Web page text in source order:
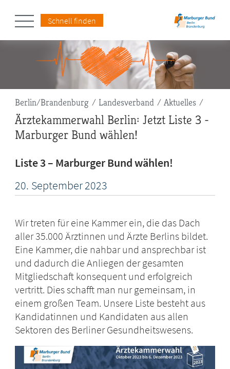
Schnell finden
Pfadnavigation
Berlin/Brandenburg Landesverband Aktuelles
Ärztekammerwahl Berlin: Jetzt Liste 3 -
Marburger Bund wählen!
Liste 3 – Marburger Bund wählen!
20. September2023
Wir treten für eine Kammer ein, die das Dach
aller 35.000 Ärztinnen und Ärzte Berlins bildet.
Eine Kammer, die nahbar und ansprechbar ist
und dadurch die Anliegen der gesamten
Mitgliedschaft konsequent und erfolgreich
vertritt. Dies schafft man nur gemeinsam, in
einem großen Team. Unsere Liste besteht aus
Kandidatinnen und Kandidaten aus allen
Sektoren des Berliner Gesundheitswesens.